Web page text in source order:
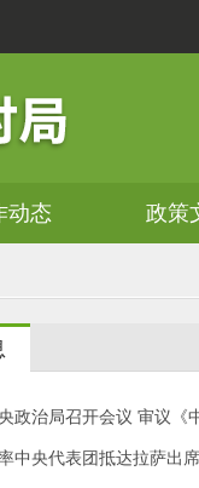
动态 政策
政治局召开会议 审议《
中央代表团抵达拉萨出